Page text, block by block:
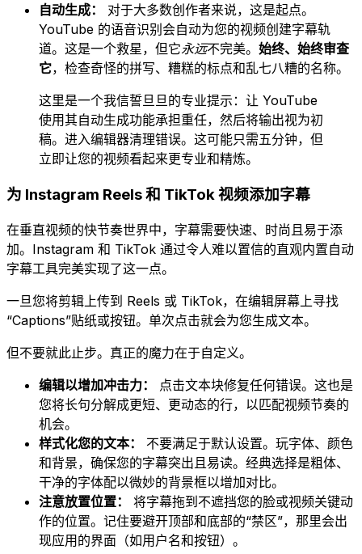
自动生成：
对于大多数创作者来说，这是起点。
YouTube 的语音识别会自动为您的视频创建字幕轨
道。这是一个救星，但它永远不完美。 始终、始终审查
它，检查奇怪的拼写、糟糕的标点和乱七八糟的名称。
这里是一个我信誓旦旦的专业提示：让 YouTube
使用其自动生成功能承担重任，然后将输出视为初
稿。进入编辑器清理错误。这可能只需五分钟，但
立即让您的视频看起来更专业和精炼。
为 Instagram Reels 和 TikTok 视频添加字幕
在垂直视频的快节奏世界中，字幕需要快速、时尚且易于添
加。Instagram 和 TikTok 通过令人难以置信的直观内置自动
字幕工具完美实现了这一点。
一旦您将剪辑上传到 Reels 或 TikTok，在编辑屏幕上寻找
“Captions”贴纸或按钮。单次点击就会为您生成文本。
但不要就此止步。真正的魔力在于自定义。
编辑以增加冲击力：
点击文本块修复任何错误。这也是
您将长句分解成更短、更动态的行，以匹配视频节奏的
机会。
样式化您的文本：
不要满足于默认设置。玩字体、颜色
和背景，确保您的字幕突出且易读。经典选择是粗体、
干净的字体配以微妙的背景框以增加对比。
注意放置位置：
将字幕拖到不遮挡您的脸或视频关键动
作的位置。记住要避开顶部和底部的“禁区”，那里会出
现应用的界面（如用户名和按钮）。